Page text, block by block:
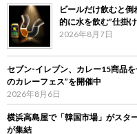
ビールだけ飲むと
的に水を飲む”仕掛
2026年8月7日
セブン‐イレブン、カレー15商品
のカレーフェス”を開催中
2026年8月6日
横浜高島屋で「韓国市場」がス
が集結